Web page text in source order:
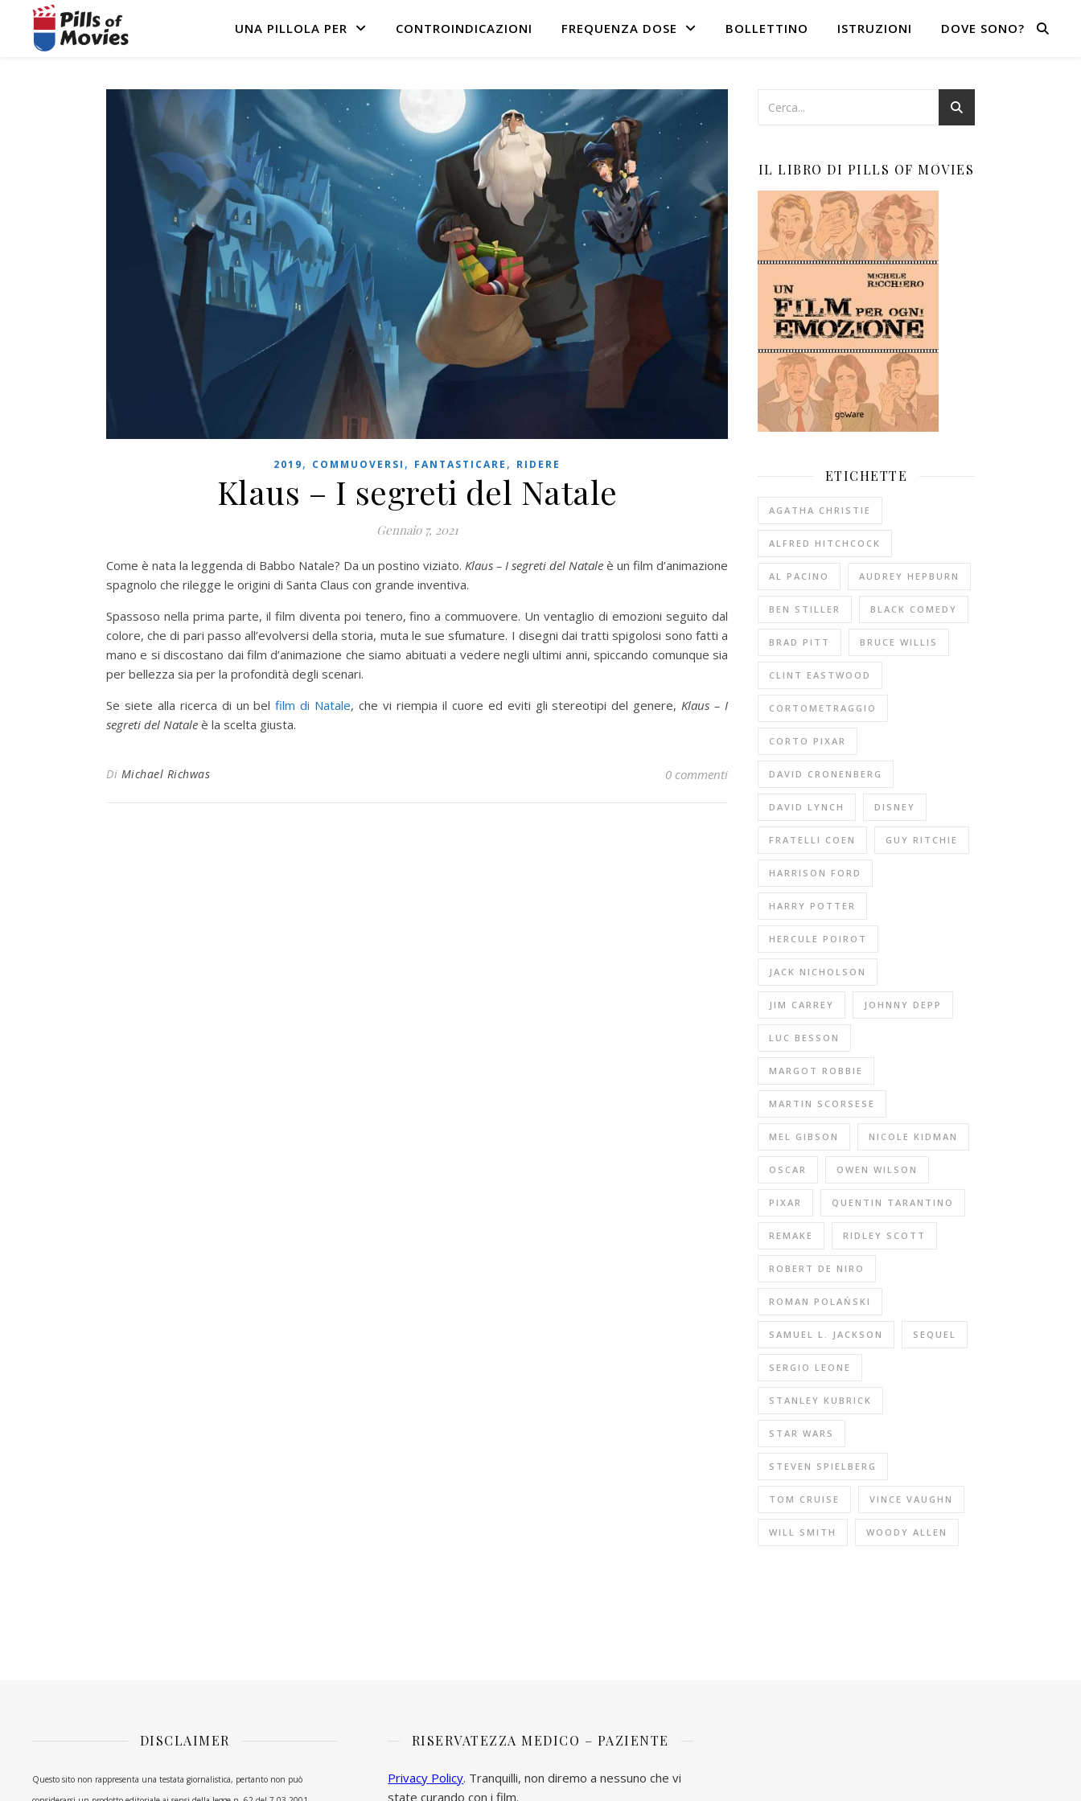
UNA PILLOLA PER CONTROINDICAZIONI FREQUENZA DOSE BOLLETTINO ISTRUZIONI DOVE SONO?
2019, COMMUOVERSI , FANTASTICARE , RIDERE
Klaus – I segreti del Natale
Gennaio 7, 2021
Come è nata la leggenda di Babbo Natale? Da un postino viziato. Klaus – I segreti del Natale è un film d’animazione
spagnolo che rilegge le origini di Santa Claus con grande inventiva.
Spassoso nella prima parte, il film diventa poi tenero, fino a commuovere. Un ventaglio di emozioni seguito dal
colore, che di pari passo all’evolversi della storia, muta le sue sfumature. I disegni dai tratti spigolosi sono fatti a
mano e si discostano dai film d’animazione che siamo abituati a vedere negli ultimi anni, spiccando comunque sia
per bellezza sia per la profondità degli scenari.
Se siete alla ricerca di un belfilm di Natale, che vi riempia il cuore ed eviti gli stereotipi del genere, Klaus – I
segreti del Natale è la scelta giusta.
Di Michael Richwas 0 commenti
IL LIBRO DI PILLS OF MOVIES
ETICHETTE
AGATHA CHRISTIE
ALFRED HITCHCOCK
AL PACINO AUDREY HEPBURN
BEN STILLER BLACK COMEDY
BRAD PITT BRUCE WILLIS
CLINT EASTWOOD
CORTOMETRAGGIO
CORTO PIXAR
DAVID CRONENBERG
DAVID LYNCH DISNEY
FRATELLI COEN GUY RITCHIE
HARRISON FORD
HARRY POTTER
HERCULE POIROT
JACK NICHOLSON
JIM CARREY JOHNNY DEPP
LUC BESSON
MARGOT ROBBIE
MARTIN SCORSESE
MEL GIBSON NICOLE KIDMAN
OSCAR OWEN WILSON
PIXAR QUENTIN TARANTINO
REMAKE RIDLEY SCOTT
ROBERT DE NIRO
ROMAN POLAŃSKI
SAMUEL L. JACKSON SEQUEL
SERGIO LEONE
STANLEY KUBRICK
STAR WARS
STEVEN SPIELBERG
TOM CRUISE VINCE VAUGHN
WILL SMITH WOODY ALLEN
DISCLAIMER
Questo sito non rappresenta una testata giornalistica, pertanto non può
RISERVATEZZA MEDICO – PAZIENTE
Privacy Policy. Tranquilli, non diremo a nessuno che vi
state curando con i film.